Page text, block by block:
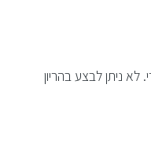
לא ניתן לבצע בהריון